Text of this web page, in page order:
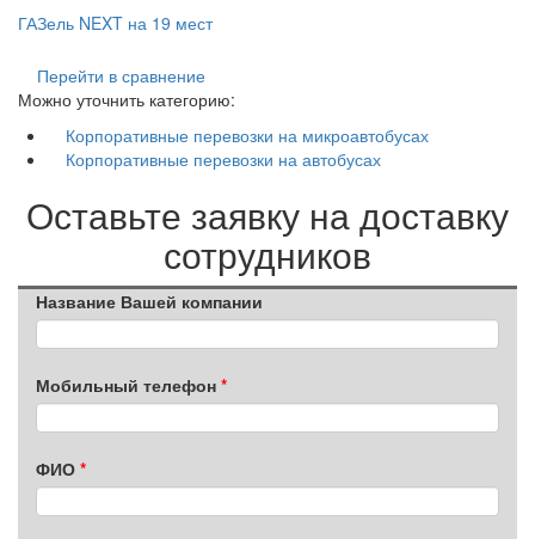
ГАЗель NEXT на 19 мест
Перейти в сравнение
Можно уточнить категорию:
Корпоративные перевозки на микроавтобусах
Корпоративные перевозки на автобусах
Оставьте заявку на доставку
сотрудников
Название Вашей компании
Мобильный телефон
ФИО